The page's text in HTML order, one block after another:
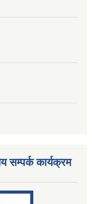
सम्पर्क कार्यक्रम